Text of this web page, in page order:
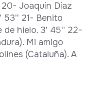
20- Joaquín Díaz
53'' 21- Benito
de hielo. 3' 45'' 22-
Mi amigo
(Cataluña). A